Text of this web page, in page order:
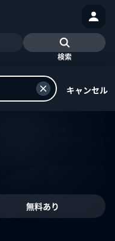
検索
キャンセル
無料あり